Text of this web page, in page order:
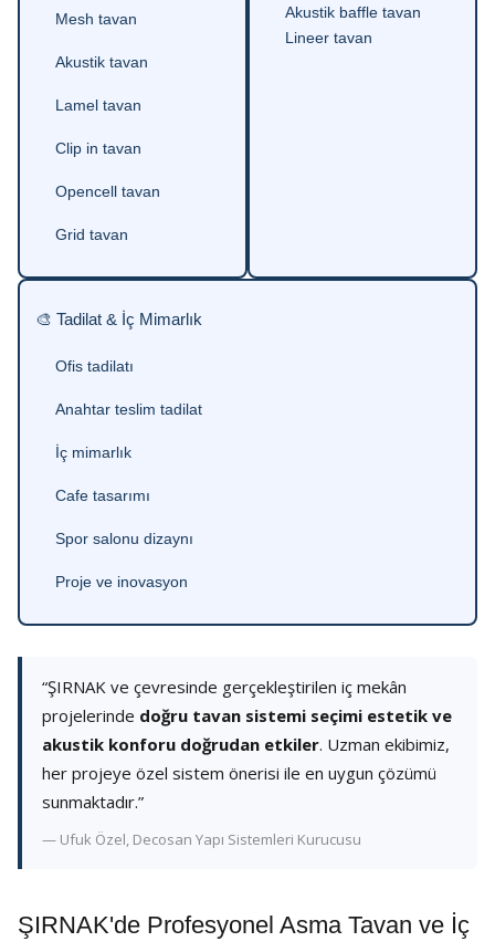
Mesh tavan
Akustik tavan
Lamel tavan
Clip in tavan
Opencell tavan
Grid tavan
Akustik baffle tavan
Lineer tavan
🎨 Tadilat & İç Mimarlık
Ofis tadilatı
Anahtar teslim tadilat
İç mimarlık
Cafe tasarımı
Spor salonu dizaynı
Proje ve inovasyon
“ŞIRNAK ve çevresinde gerçekleştirilen iç mekân
projelerinde doğru tavan sistemi seçimi estetik ve
akustik konforu doğrudan etkiler. Uzman ekibimiz,
her projeye özel sistem önerisi ile en uygun çözümü
sunmaktadır.”
— Ufuk Özel, Decosan Yapı Sistemleri Kurucusu
ŞIRNAK'de Profesyonel Asma Tavan ve İç